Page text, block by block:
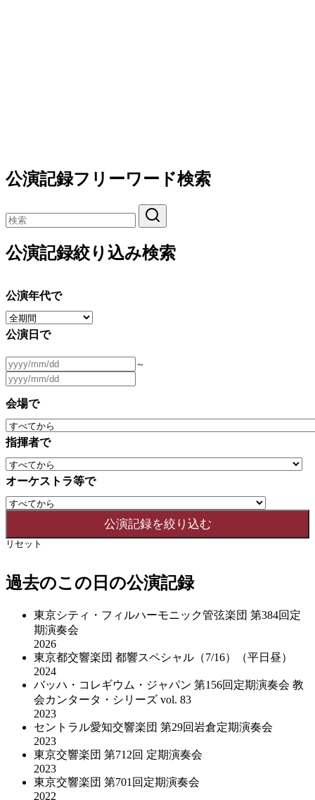
公演記録フリーワード検索
公演記録絞り込み検索
公演年代で
公演日で
～
会場で
指揮者で
オーケストラ等で
リセット
過去のこの日の公演記録
東京シティ・フィルハーモニック管弦楽団 第384回定
期演奏会
2026
東京都交響楽団 都響スペシャル（7/16）（平日昼）
2024
バッハ・コレギウム・ジャパン 第156回定期演奏会 教
会カンタータ・シリーズ vol. 83
2023
セントラル愛知交響楽団 第29回岩倉定期演奏会
2023
東京交響楽団 第712回 定期演奏会
2023
東京交響楽団 第701回定期演奏会
2022